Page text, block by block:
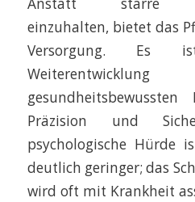
Anstatt starre
einzuhalten, bietet das
Versorgung. Es
Präzision und
psychologische Hürde
deutlich geringer; das
wird oft mit Krankheit